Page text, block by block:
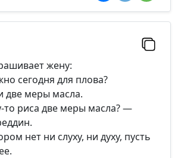
жену:
сегодня для плова?
меры масла.
риса две меры масла? —
нет ни слуху, ни духу, пусть